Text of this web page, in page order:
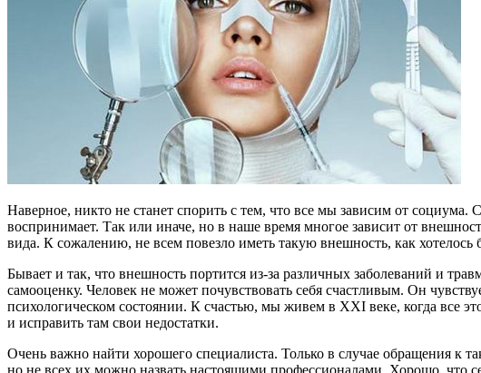
Наверное, никто не станет спорить с тем, что все мы зависим от
воспринимает. Так или иначе, но в наше время многое зависит от
вида. К сожалению, не всем повезло иметь такую внешность, как
Бывает и так, что внешность портится из-за различных заболеваний и
самооценку. Человек не может почувствовать себя счастливым. Он
психологическом состоянии. К счастью, мы живем в XXI веке, когда все
и исправить там свои недостатки.
Очень важно найти хорошего специалиста. Только в случае обращения к
но не всех их можно назвать настоящими профессионалами. Хорошо, что